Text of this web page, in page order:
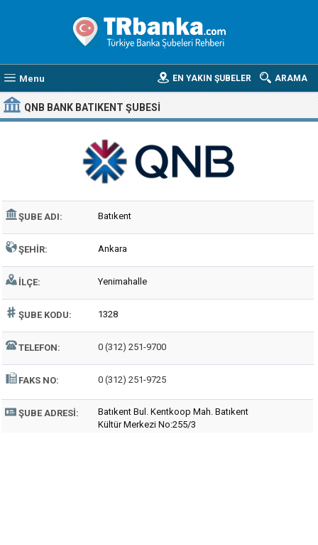
Menu ARAMA
EN YAKIN ŞUBELER
QNB BANK BATIKENT ŞUBESI
ŞUBE ADI: Batıkent
ŞEHIR: Ankara
İLÇE: Yenimahalle
ŞUBE KODU: 1328
TELEFON: 0 (312) 251-9700
FAKS NO: 0 (312) 251-9725
ŞUBE ADRESI:
Batıkent Bul. Kentkoop Mah. Batıkent
Kültür Merkezi No:255/3